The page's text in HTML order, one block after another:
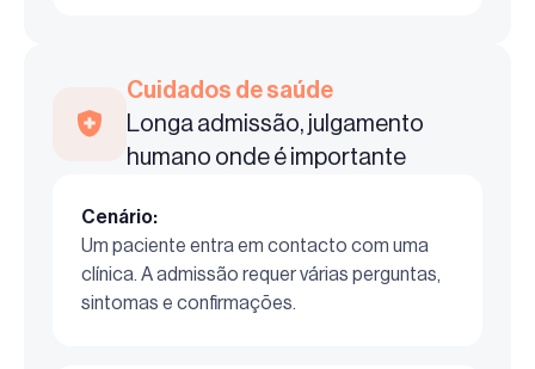
Cuidados de saúde
Longa admissão, julgamento
humano onde é importante
Cenário:
Um paciente entra em contacto com uma
clínica. A admissão requer várias perguntas,
sintomas e confirmações.